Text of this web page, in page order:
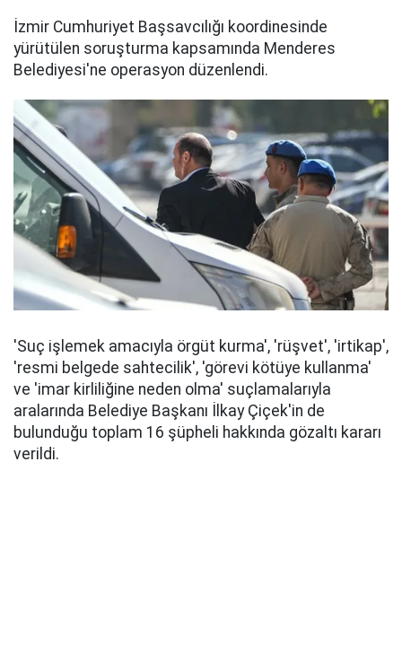
İzmir Cumhuriyet Başsavcılığı koordinesinde
yürütülen soruşturma kapsamında Menderes
Belediyesi'ne operasyon düzenlendi.
'Suç işlemek amacıyla örgüt kurma', 'rüşvet', 'irtikap',
'resmi belgede sahtecilik', 'görevi kötüye kullanma'
ve 'imar kirliliğine neden olma' suçlamalarıyla
aralarında Belediye Başkanı İlkay Çiçek'in de
bulunduğu toplam 16 şüpheli hakkında gözaltı kararı
verildi.